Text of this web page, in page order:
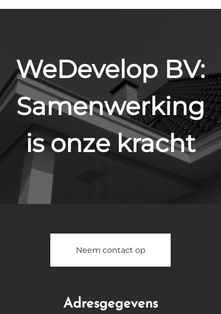
WeDevelop BV:
Samenwerking
is onze kracht
Neem contact op
Adresgegevens